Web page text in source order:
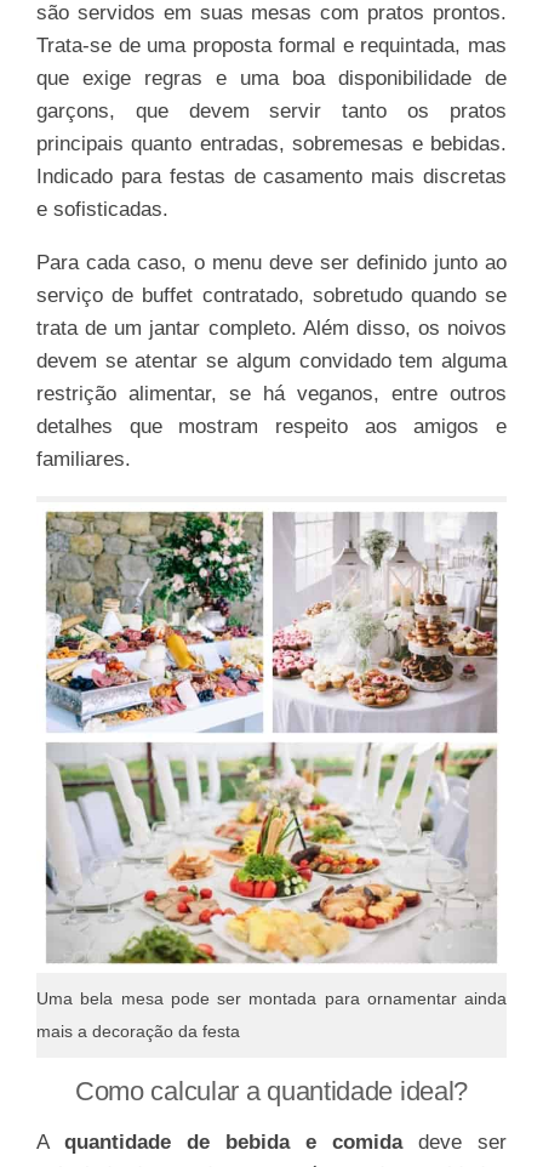
são servidos em suas mesas com pratos prontos.
Trata-se de uma proposta formal e requintada, mas
que exige regras e uma boa disponibilidade de
garçons, que devem servir tanto os pratos
principais quanto entradas, sobremesas e bebidas.
Indicado para festas de casamento mais discretas
e sofisticadas.
Para cada caso, o menu deve ser definido junto ao
serviço de buffet contratado, sobretudo quando se
trata de um jantar completo. Além disso, os noivos
devem se atentar se algum convidado tem alguma
restrição alimentar, se há veganos, entre outros
detalhes que mostram respeito aos amigos e
familiares.
Uma bela mesa pode ser montada para ornamentar ainda
mais a decoração da festa
Como calcular a quantidade ideal?
A quantidade de bebida e comidadeve ser